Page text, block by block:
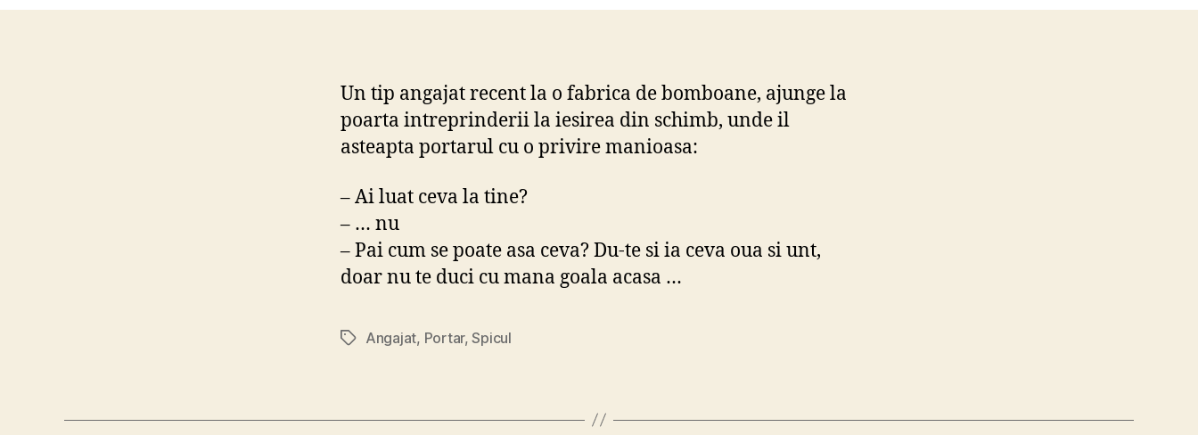
Un tip angajat recent la o fabrica de bomboane, ajunge la
poarta intreprinderii la iesirea din schimb, unde il
asteapta portarul cu o privire manioasa:
– Ai luat ceva la tine?
– … nu
– Pai cum se poate asa ceva? Du-te si ia ceva oua si unt,
doar nu te duci cu mana goala acasa …
TagsAngajat, Portar,Spicul